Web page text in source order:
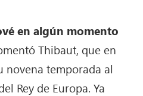
en algún momento
Thibaut, que en
novena temporada al
Rey de Europa. Ya